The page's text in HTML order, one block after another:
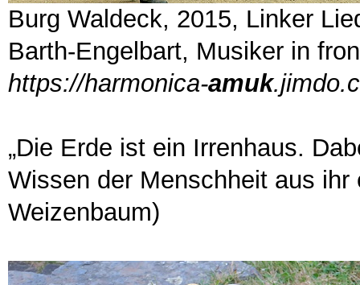
Burg Waldeck, 2015, Linker
Barth-Engelbart, Musiker in
https://harmonica-amuk
„Die Erde ist ein Irrenhaus.
Wissen der Menschheit aus ihr
Weizenbaum)